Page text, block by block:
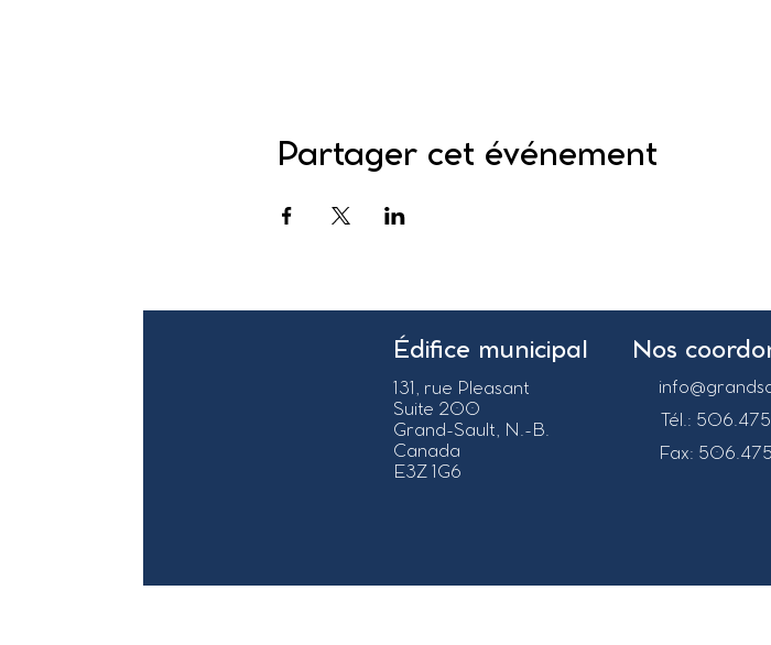
Partager cet événement
Édifice municipal
131, rue Pleasant
Suite 200
Grand-Sault, N.-B.
Canada
E3Z 1G6
Nos
Tél.:
Fax: